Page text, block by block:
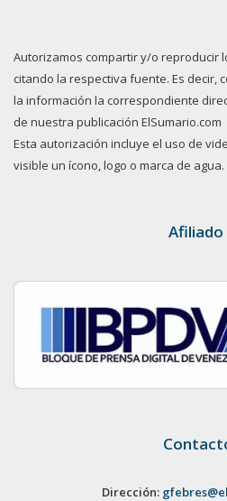
Autorizamos compartir y/o reproducir
citando la respectiva fuente. Es decir,
la información la correspondiente
de nuestra publicación ElSumario.com
Esta autorización incluye el uso de
visible un ícono, logo o marca de agua.
Afiliado
Dirección: